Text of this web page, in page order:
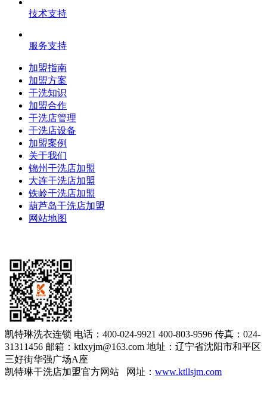
技术支持
服务支持
加盟指南
加盟方案
干洗知识
加盟合作
干洗店管理
干洗店设备
加盟案例
关于我们
锦州干洗店加盟
大连干洗店加盟
铁岭干洗店加盟
葫芦岛干洗店加盟
网站地图
凯特琳洗衣连锁 电话：400-024-9921 400-803-9596 传真：024-
31311456 邮箱：ktlxyjm@163.com 地址：辽宁省沈阳市和平区
三好街华强广场A座
凯特琳干洗店加盟官方网站 网址： www.ktllsjm.com